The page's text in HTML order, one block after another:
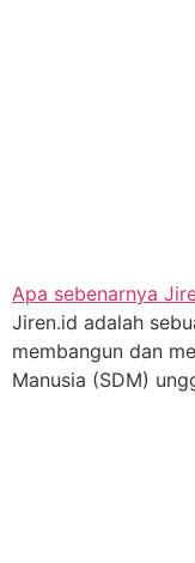
Apa sebenarnya
Jiren.id adalah
membangun dan
Manusia (SDM)